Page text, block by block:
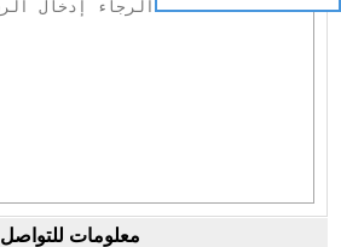
معلومات للتواصل